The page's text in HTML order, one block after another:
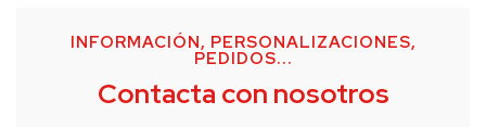
INFORMACIÓN, PERSONALIZACIONES,
PEDIDOS...
Contacta con nosotros